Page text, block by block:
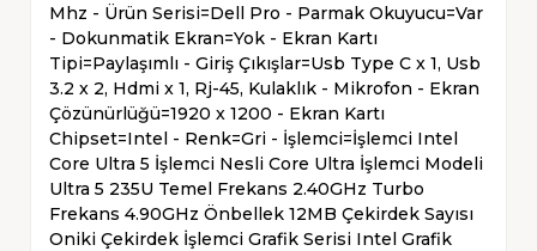
Mhz - Ürün Serisi=Dell Pro - Parmak Okuyucu=Var
- Dokunmatik Ekran=Yok - Ekran Kartı
Tipi=Paylaşımlı - Giriş Çıkışlar=Usb Type C x 1, Usb
3.2 x 2, Hdmi x 1, Rj-45, Kulaklık - Mikrofon - Ekran
Çözünürlüğü=1920 x 1200 - Ekran Kartı
Chipset=Intel - Renk=Gri - İşlemci=İşlemci Intel
Core Ultra 5 İşlemci Nesli Core Ultra İşlemci Modeli
Ultra 5 235U Temel Frekans 2.40GHz Turbo
Frekans 4.90GHz Önbellek 12MB Çekirdek Sayısı
Oniki Çekirdek İşlemci Grafik Serisi Intel Grafik